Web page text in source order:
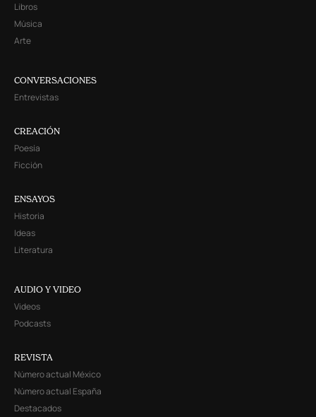
Libros
Música
Arte
CONVERSACIONES
Entrevistas
CREACIÓN
Poesía
Ficción
ENSAYOS
Historia
Ideas
Literatura
AUDIO Y VIDEO
Videos
Podcasts
REVISTA
Número actual México
Número actual España
Destacados